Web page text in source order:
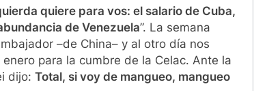
quiere para vos: el salario de Cuba,
de Venezuela”. La semana
–de China– y al otro día nos
para la cumbre de la Celac. Ante la
dijo: Total, si voy de mangueo, mangueo